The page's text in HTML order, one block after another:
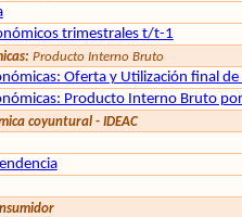
trimestrales t/t-1
Producto Interno Bruto
Oferta y Utilización final de
Producto Interno Bruto
coyuntural - IDEAC